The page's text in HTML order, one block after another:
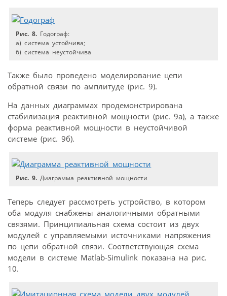
Рис. 8. Годограф:
а) система устойчива;
б) система неустойчива
Также было проведено моделирование цепи
обратной связи по амплитуде (рис. 9).
На данных диаграммах продемонстрирована
стабилизация реактивной мощности (рис. 9а), а также
форма реактивной мощности в неустойчивой
системе (рис. 9б).
Рис. 9. Диаграмма реактивной мощности
Теперь следует рассмотреть устройство, в котором
оба модуля снабжены аналогичными обратными
связями. Принципиальная схема состоит из двух
модулей с управляемыми источниками напряжения
по цепи обратной связи. Соответствующая схема
модели в системе Matlab-Simulink показана на рис.
10.